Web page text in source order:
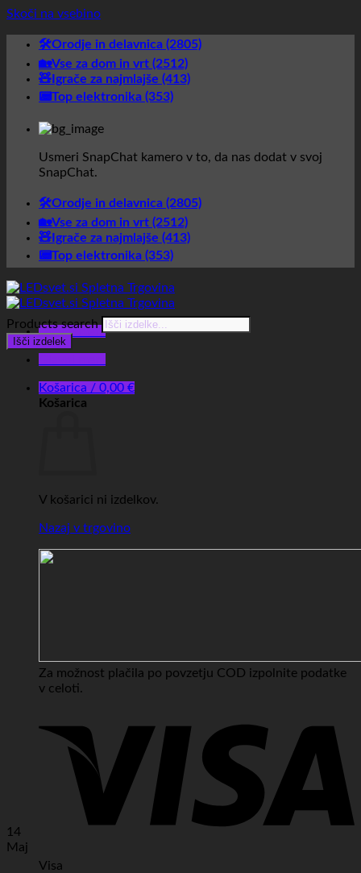
Skoči na vsebino
🛠️Orodje in delavnica (2805)
🏡Vse za dom in vrt (2512)
🧸Igrače za najmlajše (413)
📟Top elektronika (353)
Usmeri SnapChat kamero v to, da nas dodat v svoj
SnapChat.
🛠️Orodje in delavnica (2805)
🏡Vse za dom in vrt (2512)
🧸Igrače za najmlajše (413)
📟Top elektronika (353)
Glavni meni
Košarica / 0,00 €
Košarica
V košarici ni izdelkov.
Nazaj v trgovino
Za možnost plačila po povzetju COD izpolnite podatke
v celoti.
Visa
Products search
Išči izdelek
14
Maj